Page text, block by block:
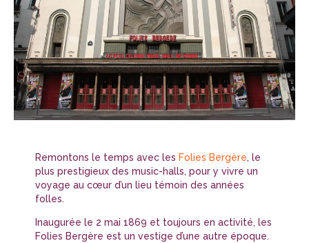
Remontons le temps avec les Folies Bergère, le
plus prestigieux des music-halls, pour y vivre un
voyage au cœur d’un lieu témoin des années
folles.
Inaugurée le 2 mai 1869 et toujours en activité, les
Folies Bergère est un vestige d’une autre époque.